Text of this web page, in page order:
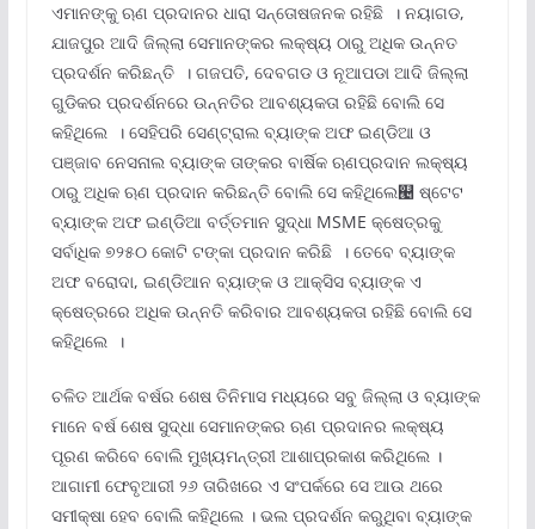
ଏମାନଙ୍କୁ ଋଣ ପ୍ରଦାନର ଧାରା ସନ୍ତୋଷଜନକ ରହିଛି । ନୟାଗଡ,
ଯାଜପୁର ଆଦି ଜିଲ୍ଲା ସେମାନଙ୍କର ଲକ୍ଷ୍ୟ ଠାରୁ ଅଧିକ ଉନ୍ନତ
ପ୍ରଦର୍ଶନ କରିଛନ୍ତି । ଗଜପତି, ଦେବଗଡ ଓ ନୂଆପଡା ଆଦି ଜିଲ୍ଲା
ଗୁଡିକର ପ୍ରଦର୍ଶନରେ ଉନ୍ନତିର ଆବଶ୍ୟକତା ରହିଛି ବୋଲି ସେ
କହିଥିଲେ । ସେହିପରି ସେଣ୍ଟ୍ରାଲ ବ୍ୟାଙ୍କ ଅଫ ଇଣ୍ଡିଆ ଓ
ପଞ୍ଜାବ ନେସନାଲ ବ୍ୟାଙ୍କ ତାଙ୍କର ବାର୍ଷିକ ଋଣପ୍ରଦାନ ଲକ୍ଷ୍ୟ
ଠାରୁ ଅଧିକ ଋଣ ପ୍ରଦାନ କରିଛନ୍ତି ବୋଲି ସେ କହିଥିଲେ୤ ଷ୍ଟେଟ
ବ୍ୟାଙ୍କ ଅଫ ଇଣ୍ଡିଆ ବର୍ତ୍ତମାନ ସୁଦ୍ଧା MSME କ୍ଷେତ୍ରକୁ
ସର୍ବାଧିକ ୭୨୫୦ କୋଟି ଟଙ୍କା ପ୍ରଦାନ କରିଛି । ତେବେ ବ୍ୟାଙ୍କ
ଅଫ ବରୋଦା, ଇଣ୍ଡିଆନ ବ୍ୟାଙ୍କ ଓ ଆକ୍‌ସିସ ବ୍ୟାଙ୍କ ଏ
କ୍ଷେତ୍ରରେ ଅଧିକ ଉନ୍ନତି କରିବାର ଆବଶ୍ୟକତା ରହିଛି ବୋଲି ସେ
କହିଥିଲେ ।
ଚଳିତ ଆର୍ଥକ ବର୍ଷର ଶେଷ ତିନିମାସ ମଧ୍ୟରେ ସବୁ ଜିଲ୍ଲା ଓ ବ୍ୟାଙ୍କ
ମାନେ ବର୍ଷ ଶେଷ ସୁଦ୍ଧା ସେମାନଙ୍କର ଋଣ ପ୍ରଦାନର ଲକ୍ଷ୍ୟ
ପୂରଣ କରିବେ ବୋଲି ମୁଖ୍ୟମନ୍ତ୍ରୀ ଆଶାପ୍ରକାଶ କରିଥିଲେ ।
ଆଗାମୀ ଫେବୃଆରୀ ୨୬ ତାରିଖରେ ଏ ସଂପର୍କରେ ସେ ଆଉ ଥରେ
ସମୀକ୍ଷା ହେବ ବୋଲି କହିଥିଲେ । ଭଲ ପ୍ରଦର୍ଶନ କରୁଥିବା ବ୍ୟାଙ୍କ